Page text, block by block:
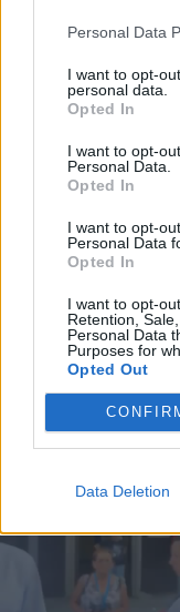
Personal Data
I want to opt-
personal data.
Opted In
I want to opt-
Personal Data.
Opted In
I want to opt-
Personal Data
Opted In
I want to opt-
Retention,
Personal Data
Purposes for
Opted Out
Data Deletion